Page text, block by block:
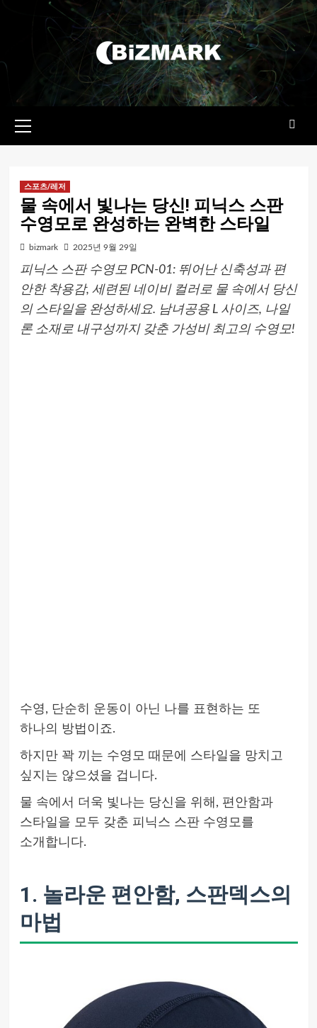
메뉴
스포츠/레저
물 속에서 빛나는 당신! 피닉스 스판
수영모로 완성하는 완벽한 스타일
bizmark 2025년 9월 29일
피닉스 스판 수영모 PCN-01: 뛰어난 신축성과 편
안한 착용감, 세련된 네이비 컬러로 물 속에서 당신
의 스타일을 완성하세요. 남녀공용 L 사이즈, 나일
론 소재로 내구성까지 갖춘 가성비 최고의 수영모!
수영, 단순히 운동이 아닌 나를 표현하는 또
하나의 방법이죠.
하지만 꽉 끼는 수영모 때문에 스타일을 망치고
싶지는 않으셨을 겁니다.
물 속에서 더욱 빛나는 당신을 위해, 편안함과
스타일을 모두 갖춘 피닉스 스판 수영모를
소개합니다.
1. 놀라운 편안함, 스판덱스의
마법